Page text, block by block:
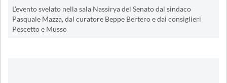
L'evento svelato nella sala Nassirya del Senato dal sindaco
Pasquale Mazza, dal curatore Beppe Bertero e dai consiglieri
Pescetto e Musso